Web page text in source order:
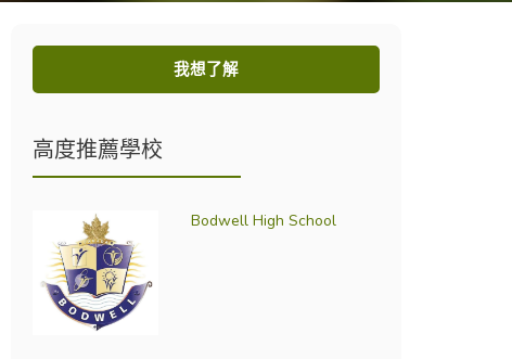
我想了解
高度推薦學校
Bodwell High School